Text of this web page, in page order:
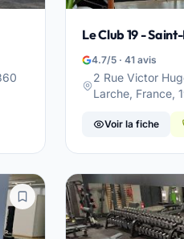
Le Club 19 -
4.7/5 · 41 avis
2 Rue Victor
Larche, France,
Voir la fiche